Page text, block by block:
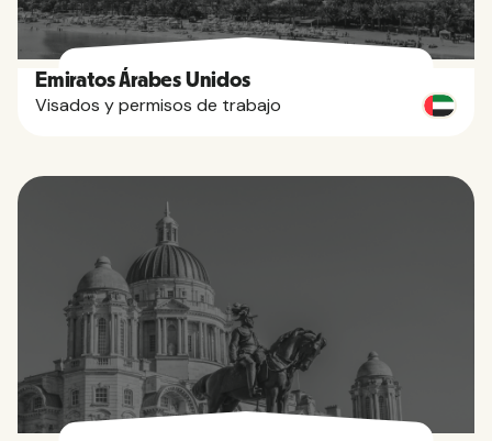
Emiratos Árabes Unidos
Visados y permisos de trabajo